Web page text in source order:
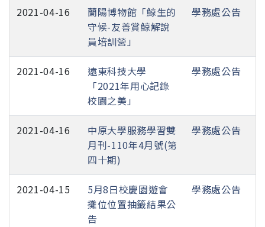
2021-04-16
蘭陽博物館「鯨生的
守候-友善賞鯨解說
員培訓營」
學務處公告
2021-04-16
遠東科技大學
「2021年用心記錄
校園之美」
學務處公告
2021-04-16
中原大學服務學習雙
月刊-110年4月號(第
四十期)
學務處公告
2021-04-15
5月8日校慶園遊會
攤位位置抽籤結果公
告
學務處公告